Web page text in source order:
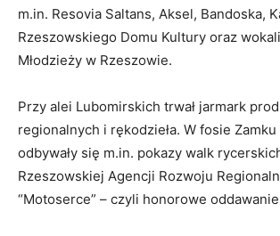
m.in. Resovia Saltans, Aksel, Bandoska,
Rzeszowskiego Domu Kultury oraz
Młodzieży w Rzeszowie.
Przy alei Lubomirskich trwał jarmark
regionalnych i rękodzieła. W fosie
odbywały się m.in. pokazy walk
Rzeszowskiej Agencji Rozwoju
“Motoserce” – czyli honorowe